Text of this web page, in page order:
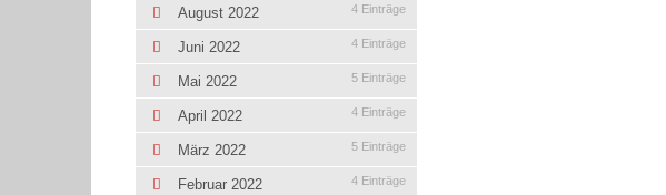
August 2022 4 Einträge
Juni 2022 4 Einträge
Mai 2022 5 Einträge
April 2022 4 Einträge
März 2022 5 Einträge
Februar 2022 4 Einträge